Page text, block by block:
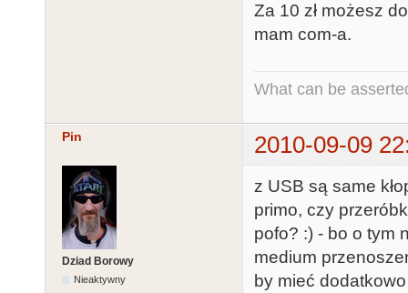
Za 10 zł możesz
mam com-a.
What can be
Pin 2010-09-09
Dziad Borowy
Nieaktywny
z USB są same
primo, czy
pofo? :) - bo o tym
medium
by mieć